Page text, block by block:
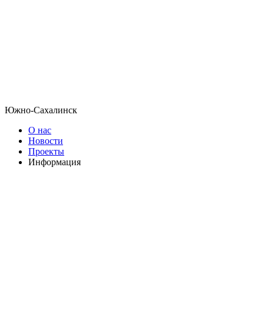
Южно-Сахалинск
О нас
Новости
Проекты
Информация